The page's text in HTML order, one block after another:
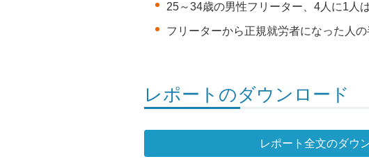
25～34歳の男性フリーター、4人に1人
フリーターから正規就労者になった人
レポートのダウンロード
レポート全文のダウ